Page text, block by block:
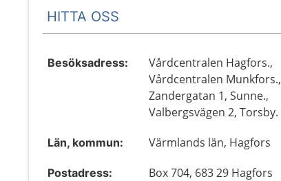
HITTA OSS
Besöksadress:
Vårdcentralen Hagfors.,
Vårdcentralen Munkfors.,
Zandergatan 1, Sunne.,
Valbergsvägen 2, Torsby.
Län, kommun: Värmlands län, Hagfors
Postadress: Box 704, 683 29 Hagfors